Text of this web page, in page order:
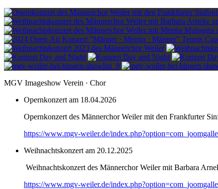
MGV Imageshow Verein · Chor
Opernkonzert am 18.04.2026
Opernkonzert des Männerchor Weiler mit den Frankfurter
https://www.mgv-weiler.de/
Weihnachtskonzert am 20.12.2025
Weihnachtskonzert des Männerchor Weiler mit Barbara
https://www.mgv-weiler.de/